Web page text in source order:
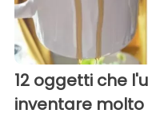
12 oggetti che
inventare